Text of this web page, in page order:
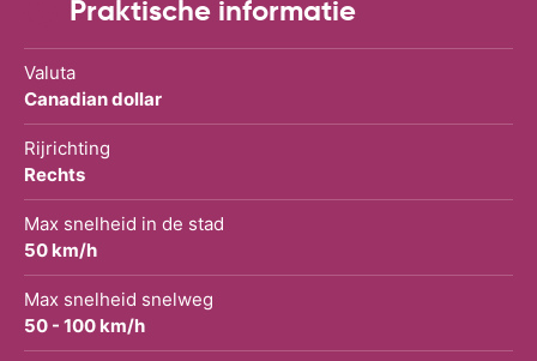
Praktische informatie
Valuta
Canadian dollar
Rijrichting
Rechts
Max snelheid in de stad
50 km/h
Max snelheid snelweg
50 - 100 km/h